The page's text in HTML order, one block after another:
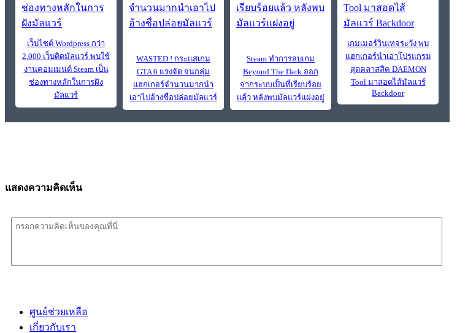
เว็บไซต์ Wordpress กว่า
2,000 เว็บติดมัลแวร์ พบใช้
งานคอมเมนต์ Steam เป็น
ช่องทางหลักในการฝัง
มัลแวร์
WASTED ! กระแสเกม
GTA 6 แรงจัด จนกลุ่ม
แฮกเกอร์จำนวนมากนำ
เอาไปอ้างชื่อปล่อยมัลแวร์
Steam ทำการลบเกม
Beyond The Dark ออก
จากระบบเป็นที่เรียบร้อย
แล้ว หลังพบมัลแวร์แฝงอยู่
เกมเมอร์วินเทจระวัง พบ
แฮกเกอร์นำเอาโปรแกรม
สุดคลาสสิค DAEMON
Tool มาสอดไส้มัลแวร์
Backdoor
แสดงความคิดเห็น
ศูนย์ช่วยเหลือ
เกี่ยวกับเรา